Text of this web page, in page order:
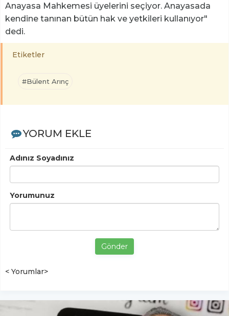
Anayasa Mahkemesi üyelerini seçiyor. Anayasada
kendine tanınan bütün hak ve yetkileri kullanıyor"
dedi.
Etiketler
#Bülent Arınç
YORUM EKLE
Adınız Soyadınız
Yorumunuz
Gönder
< Yorumlar>